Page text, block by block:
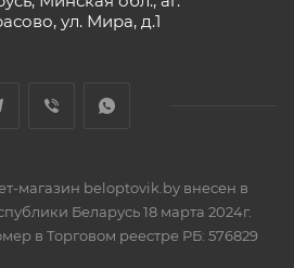
ул. Мира, д.1
магазин beloptovik.by внесен в
Беларусь 18 марта 2024г.
в Торговом реестре РБ: 576829